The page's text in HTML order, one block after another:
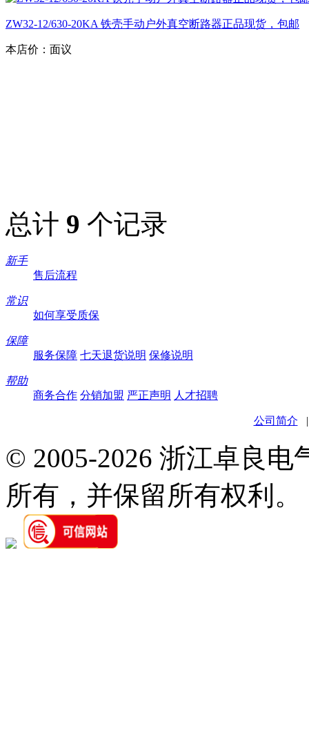
ZW32-12/630-20KA 铁壳手动户外真空断路器正品现货，包邮
本店价： 面议
总计 9 个记录
新手
售后流程
常识
如何享受质保
保障
服务保障 七天退货说明 保修说明
帮助
商务合作 分销加盟 严正声明 人才招聘
公司简介
© 2005-2026 浙江卓良
所有，并保留所有权利。